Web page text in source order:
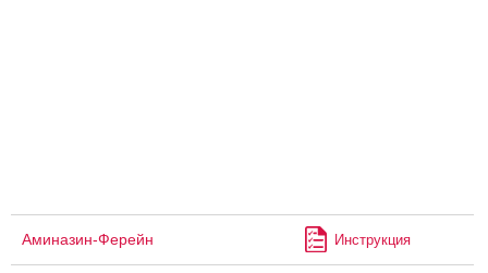
Аминазин-Ферейн Инструкция